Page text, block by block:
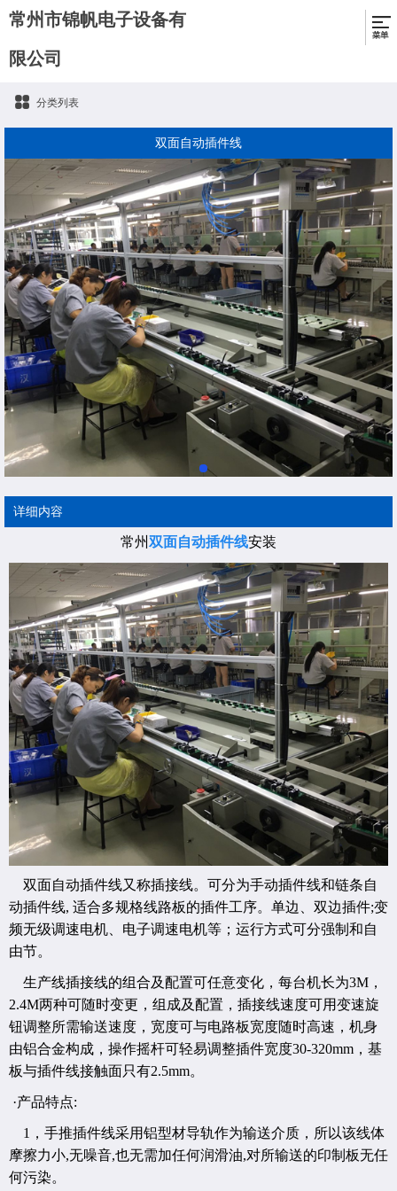
常州市锦帆电子设备有
限公司
分类列表
双面自动插件线
详细内容
常州双面自动插件线安装
双面自动插件线又称插接线。可分为手动插件线和链条自
动插件线, 适合多规格线路板的插件工序。单边、双边插件;变
频无级调速电机、电子调速电机等；运行方式可分强制和自
由节。
生产线插接线的组合及配置可任意变化，每台机长为3M，
2.4M两种可随时变更，组成及配置，插接线速度可用变速旋
钮调整所需输送速度，宽度可与电路板宽度随时高速，机身
由铝合金构成，操作摇杆可轻易调整插件宽度30-320mm，基
板与插件线接触面只有2.5mm。
·产品特点:
1，手推插件线采用铝型材导轨作为输送介质，所以该线体
摩擦力小,无噪音,也无需加任何润滑油,对所输送的印制板无任
何污染。